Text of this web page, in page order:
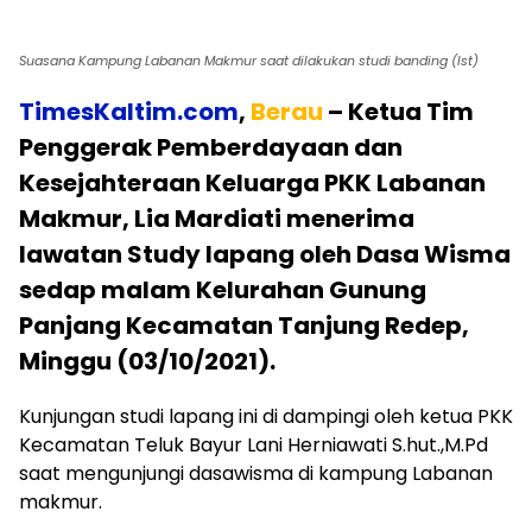
Suasana Kampung Labanan Makmur saat dilakukan studi banding (Ist)
TimesKaltim.com, Berau – Ketua Tim
Penggerak Pemberdayaan dan
Kesejahteraan Keluarga PKK Labanan
Makmur, Lia Mardiati menerima
lawatan Study lapang oleh Dasa Wisma
sedap malam Kelurahan Gunung
Panjang Kecamatan Tanjung Redep,
Minggu (03/10/2021).
Kunjungan studi lapang ini di dampingi oleh ketua PKK
Kecamatan Teluk Bayur Lani Herniawati S.hut.,M.Pd
saat mengunjungi dasawisma di kampung Labanan
makmur.